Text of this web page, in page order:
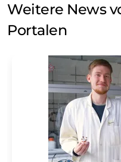
Weitere News
Portalen